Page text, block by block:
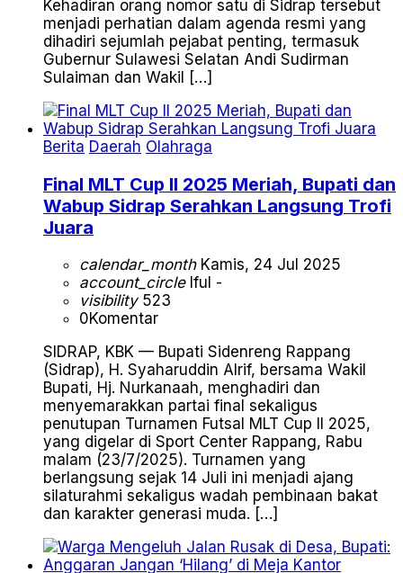
Kehadiran orang nomor satu di Sidrap tersebut
menjadi perhatian dalam agenda resmi yang
dihadiri sejumlah pejabat penting, termasuk
Gubernur Sulawesi Selatan Andi Sudirman
Sulaiman dan Wakil […]
Berita Daerah Olahraga
Final MLT Cup II 2025 Meriah, Bupati dan
Wabup Sidrap Serahkan Langsung Trofi
Juara
calendar_monthKamis, 24 Jul 2025
account_circleIful -
visibility523
0Komentar
SIDRAP, KBK — Bupati Sidenreng Rappang
(Sidrap), H. Syaharuddin Alrif, bersama Wakil
Bupati, Hj. Nurkanaah, menghadiri dan
menyemarakkan partai final sekaligus
penutupan Turnamen Futsal MLT Cup II 2025,
yang digelar di Sport Center Rappang, Rabu
malam (23/7/2025). Turnamen yang
berlangsung sejak 14 Juli ini menjadi ajang
silaturahmi sekaligus wadah pembinaan bakat
dan karakter generasi muda. […]